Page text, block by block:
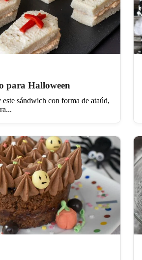
para Halloween
sándwich con forma de ataúd,